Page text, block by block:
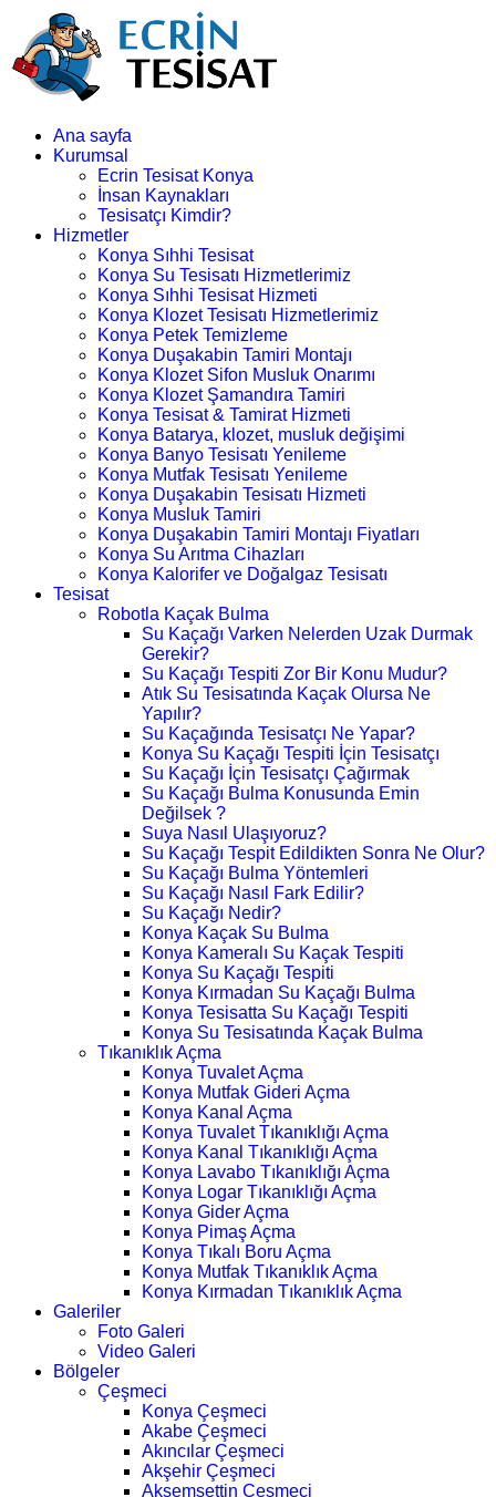
Ana sayfa
Kurumsal
Ecrin Tesisat Konya
İnsan Kaynakları
Tesisatçı Kimdir?
Hizmetler
Konya Sıhhi Tesisat
Konya Su Tesisatı Hizmetlerimiz
Konya Sıhhi Tesisat Hizmeti
Konya Klozet Tesisatı Hizmetlerimiz
Konya Petek Temizleme
Konya Duşakabin Tamiri Montajı
Konya Klozet Sifon Musluk Onarımı
Konya Klozet Şamandıra Tamiri
Konya Tesisat & Tamirat Hizmeti
Konya Batarya, klozet, musluk değişimi
Konya Banyo Tesisatı Yenileme
Konya Mutfak Tesisatı Yenileme
Konya Duşakabin Tesisatı Hizmeti
Konya Musluk Tamiri
Konya Duşakabin Tamiri Montajı Fiyatları
Konya Su Arıtma Cihazları
Konya Kalorifer ve Doğalgaz Tesisatı
Tesisat
Robotla Kaçak Bulma
Su Kaçağı Varken Nelerden Uzak Durmak
Gerekir?
Su Kaçağı Tespiti Zor Bir Konu Mudur?
Atık Su Tesisatında Kaçak Olursa Ne
Yapılır?
Su Kaçağında Tesisatçı Ne Yapar?
Konya Su Kaçağı Tespiti İçin Tesisatçı
Su Kaçağı İçin Tesisatçı Çağırmak
Su Kaçağı Bulma Konusunda Emin
Değilsek ?
Suya Nasıl Ulaşıyoruz?
Su Kaçağı Tespit Edildikten Sonra Ne Olur?
Su Kaçağı Bulma Yöntemleri
Su Kaçağı Nasıl Fark Edilir?
Su Kaçağı Nedir?
Konya Kaçak Su Bulma
Konya Kameralı Su Kaçak Tespiti
Konya Su Kaçağı Tespiti
Konya Kırmadan Su Kaçağı Bulma
Konya Tesisatta Su Kaçağı Tespiti
Konya Su Tesisatında Kaçak Bulma
Tıkanıklık Açma
Konya Tuvalet Açma
Konya Mutfak Gideri Açma
Konya Kanal Açma
Konya Tuvalet Tıkanıklığı Açma
Konya Kanal Tıkanıklığı Açma
Konya Lavabo Tıkanıklığı Açma
Konya Logar Tıkanıklığı Açma
Konya Gider Açma
Konya Pimaş Açma
Konya Tıkalı Boru Açma
Konya Mutfak Tıkanıklık Açma
Konya Kırmadan Tıkanıklık Açma
Galeriler
Foto Galeri
Video Galeri
Bölgeler
Çeşmeci
Konya Çeşmeci
Akabe Çeşmeci
Akıncılar Çeşmeci
Akşehir Çeşmeci
Akşemsettin Çeşmeci